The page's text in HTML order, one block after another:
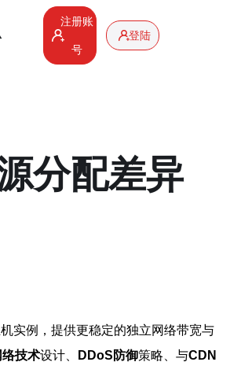
注册账
号
登陆
分配差异
实例，提供更稳定的独立网络带宽与
络技术设计、 DDoS防御策略、与CDN